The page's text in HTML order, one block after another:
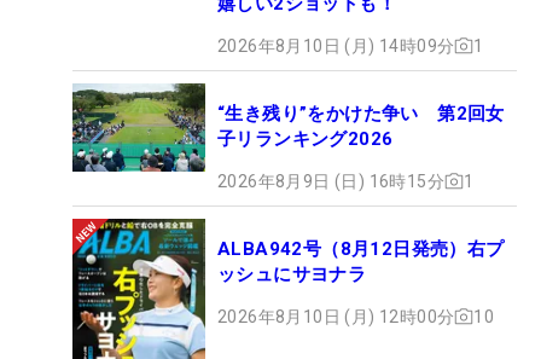
2026年8月10日 (月) 14時09分 1
“生き残り”をかけた争い 第2回女
子リランキング2026
2026年8月9日 (日) 16時15分 1
ALBA942号（8月12日発売）右プ
ッシュにサヨナラ
2026年8月10日 (月) 12時00分 10